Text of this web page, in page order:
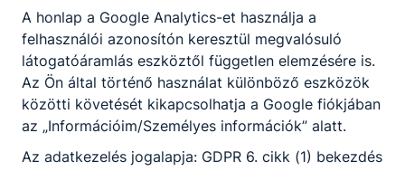
Mechanikus és elektromos alkatrészeket
össze- és szétszerel, valamint ellenőriz;
képes a gépjárműben található kis- vagy
nagynyomású folyadékok, légnemű
anyagok vezetésére szolgáló, illetve
elektromos kábel-csatlakozók szakszerű
csatlakoztatására, oldására, javítására,
cseréjére;
A honlap a Google Analytics-et használja a
felhasználói azonosítón keresztül megvalósuló
látogatóáramlás eszköztől független elemzésére is.
Az Ön által történő használat különböző eszközök
közötti követését kikapcsolhatja a Google fiókjában
az „Információim/Személyes információk” alatt.
Az adatkezelés jogalapja: GDPR 6. cikk (1) bekezdés